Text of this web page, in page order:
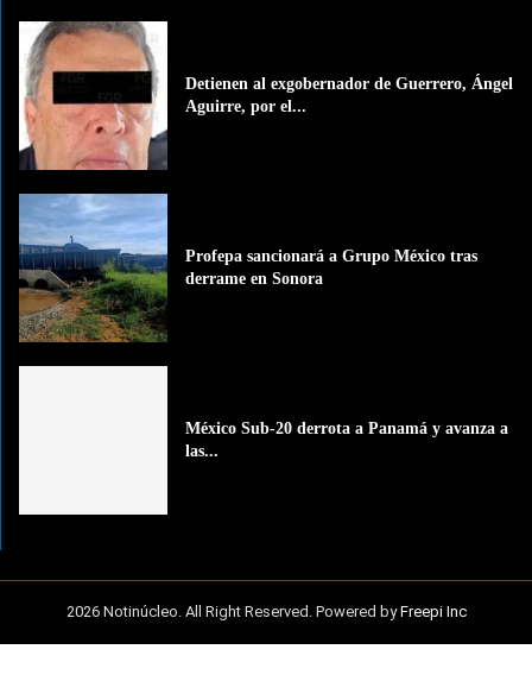
Detienen al exgobernador de Guerrero, Ángel
Aguirre, por el...
Profepa sancionará a Grupo México tras
derrame en Sonora
México Sub-20 derrota a Panamá y avanza a
las...
2026 Notinúcleo. All Right Reserved. Powered byFreepi Inc